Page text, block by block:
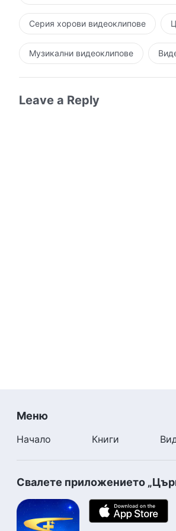
Серия хорови видеоклипове
Музикални видеоклипове
Leave a Reply
Меню
Начало Книги
Свалете приложението